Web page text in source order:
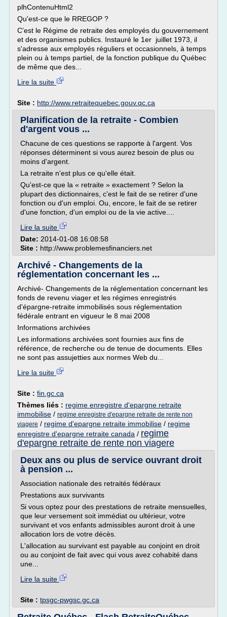
plhContenuHtml2
Qu'est-ce que le RREGOP ?
C'est le Régime de retraite des employés du gouvernement
et des organismes publics. Instauré le 1er juillet 1973, il
s'adresse aux employés réguliers et occasionnels, à temps
plein ou à temps partiel, de la fonction publique du Québec
de même que des...
Lire la suite
Site : http://www.retraitequebec.gouv.qc.ca
Planification de la retraite - Combien
d'argent vous ...
Chacune de ces questions se rapporte à l'argent. Vos
réponses déterminent si vous aurez besoin de plus ou
moins d'argent.
La retraite n'est plus ce qu'elle était.
Qu'est-ce que la « retraite » exactement ? Selon la
plupart des dictionnaires, c'est le fait de se retirer d'une
fonction ou d'un emploi. Ou, encore, le fait de se retirer
d'une fonction, d'un emploi ou de la vie active....
Lire la suite
Date: 2014-01-08 16:08:58
Site : http://www.problemesfinanciers.net
Archivé - Changements de la
réglementation concernant les ...
Archivé- Changements de la réglementation concernant les
fonds de revenu viager et les régimes enregistrés
d'épargne-retraite immobilisés sous réglementation
fédérale entrant en vigueur le 8 mai 2008
Informations archivées
Les informations archivées sont fournies aux fins de
référence, de recherche ou de tenue de documents. Elles
ne sont pas assujetties aux normes Web du...
Lire la suite
Site : fin.gc.ca
Thèmes liés : regime enregistre d'epargne retraite
immobilise / regime enregistre d'epargne retraite de rente non
viagere / regime d'epargne retraite immobilise / regime
enregistre d'epargne retraite canada / regime
d'epargne retraite de rente non viagere
Deux ans ou plus de service ouvrant droit
à pension ...
Association nationale des retraités fédéraux
Prestations aux survivants
Si vous optez pour des prestations de retraite mensuelles,
que leur versement soit immédiat ou ultérieur, votre
survivant et vos enfants admissibles auront droit à une
allocation lors de votre décès.
L'allocation au survivant est payable au conjoint en droit
ou au conjoint de fait avec qui vous avez cohabité dans
une...
Lire la suite
Site : tpsgc-pwgsc.gc.ca